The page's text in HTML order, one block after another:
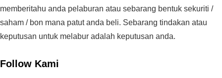
memberitahu anda pelaburan atau sebarang bentuk sekuriti /
saham / bon mana patut anda beli. Sebarang tindakan atau
keputusan untuk melabur adalah keputusan anda.
Follow Kami